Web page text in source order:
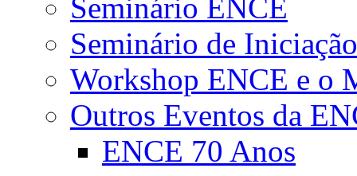
Seminário ENCE
Seminário de
Workshop ENCE e o
Outros Eventos da
ENCE 70 Anos